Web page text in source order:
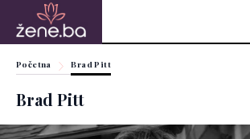
Početna Brad Pitt
Brad Pitt